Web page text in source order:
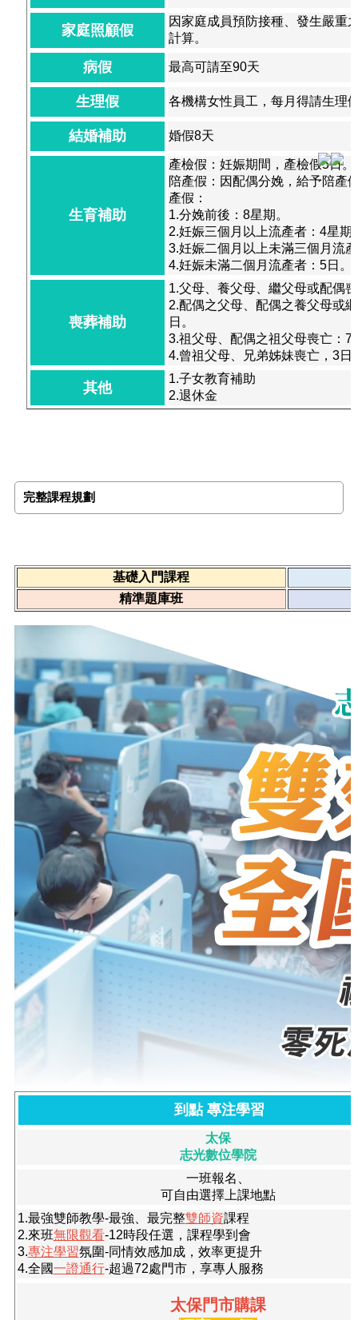
家庭照顧假
因家庭成員預防接種、發生嚴重
計算。
病假 最高可請至90天
生理假 各機構女性員工，每月得請生理
結婚補助 婚假8天
生育補助
產檢假：妊娠期間，產檢假5日。
陪產假：因配偶分娩，給予陪產
產假：
1.分娩前後：8星期。
2.妊娠三個月以上流產者：4星期
3.妊娠二個月以上未滿三個月流
4.妊娠未滿二個月流產者：5日。
喪葬補助
1.父母、養父母、繼父母或配偶
2.配偶之父母、配偶之養父母或
日。
3.祖父母、配偶之祖父母喪亡：7
4.曾祖父母、兄弟姊妹喪亡，3日
其他
1.子女教育補助
2.退休金
完整課程規劃
基礎入門課程
精準題庫班
到點 專注學習
太保
志光數位學院
一班報名、
可自由選擇上課地點
1.最強雙師教學-最強、最完整雙師資課程
2.來班無限觀看-12時段任選，課程學到會
3.專注學習氛圍-同情效感加成，效率更提升
4.全國一證通行-超過72處門市，享專人服務
太保門市購課